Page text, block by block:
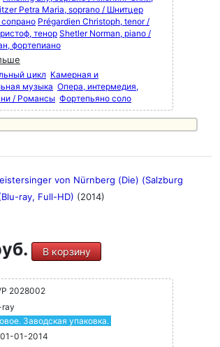
Petra Maria, soprano / Шнитцер
Prégardien Christoph, tenor /
тенорShetler Norman, piano /
фортепиано
цикл Камерная и
музыка Опера, интермедия,
/ Романсы Фортепьяно соло
von Nürnberg (Die) (Salzburg
ray, Full-HD) (2014)
В корзину
2028002
ray
Заводская упаковка.
01-01-2014